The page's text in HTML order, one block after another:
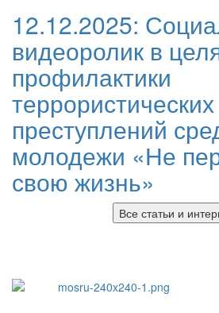
12.12.2025:
видеоролик в
профилактики
террористических
преступлений
молодежи «Не
свою жизнь»
Все статьи и